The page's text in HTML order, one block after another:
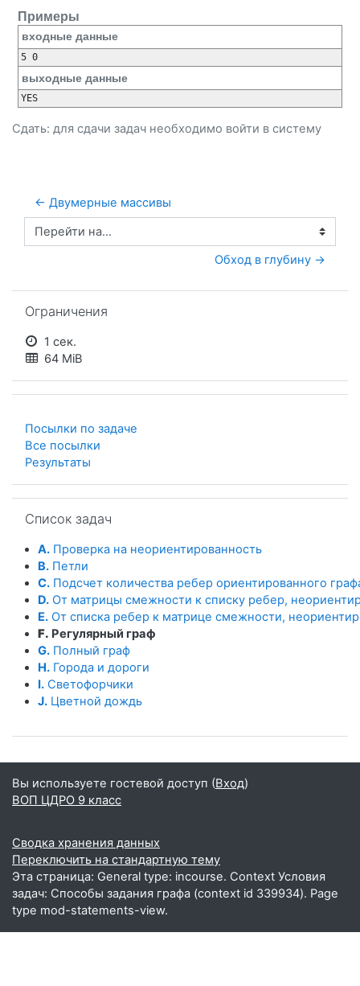
Примеры
входные данные
5 0
выходные данные
YES
Сдать: для сдачи задач необходимо войти в систему
← Двумерные массивы
Перейти на...
Обход в глубину →
Ограничения
1 сек.
64 MiB
Посылки по задаче
Все посылки
Результаты
Список задач
A. Проверка на неориентированность
B. Петли
C. Подсчет количества ребер ориентированного
D. От матрицы смежности к списку ребер,
E. От списка ребер к матрице смежности,
F. Регулярный граф
G. Полный граф
H. Города и дороги
I. Светофорчики
J. Цветной дождь
Вы используете гостевой доступ (Вход)
ВОП ЦДРО 9 класс
Сводка хранения данных
Переключить на стандартную тему
Эта страница: General type: incourse. Context Условия
задач: Способы задания графа (context id 339934). Page
type mod-statements-view.